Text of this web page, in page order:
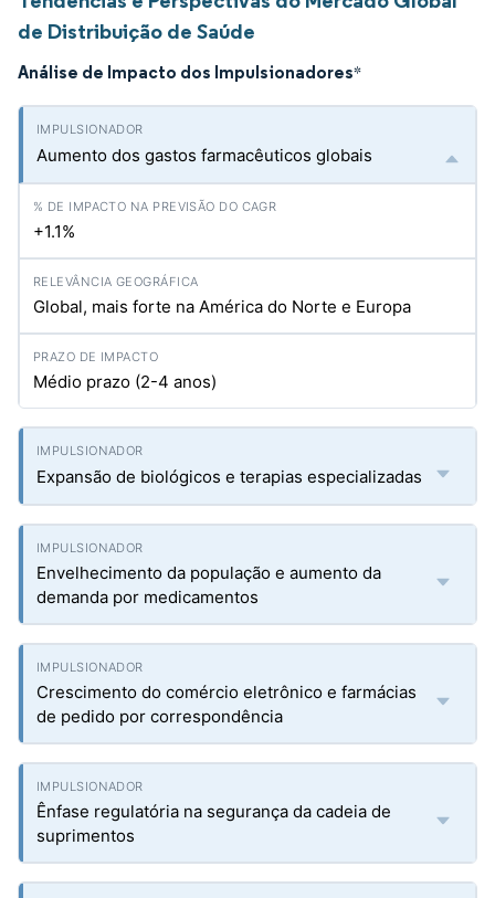
de Distribuição de Saúde
Análise de Impacto dos Impulsionadores*
Aumento dos gastos farmacêuticos globais
+1.1%
Global, mais forte na América do Norte e Europa
Médio prazo (2-4 anos)
Expansão de biológicos e terapias especializadas
Envelhecimento da população e aumento da
demanda por medicamentos
Crescimento do comércio eletrônico e farmácias
de pedido por correspondência
Ênfase regulatória na segurança da cadeia de
suprimentos